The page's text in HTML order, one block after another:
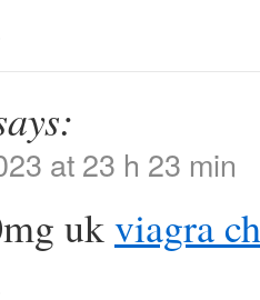
at 23 h 23 min
ukviagra